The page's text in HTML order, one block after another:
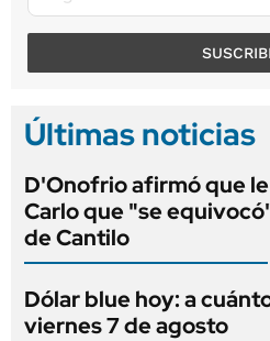
Últimas noticias
D'Onofrio afirmó que
Carlo que "se
de Cantilo
Dólar blue hoy: a
viernes 7 de agosto